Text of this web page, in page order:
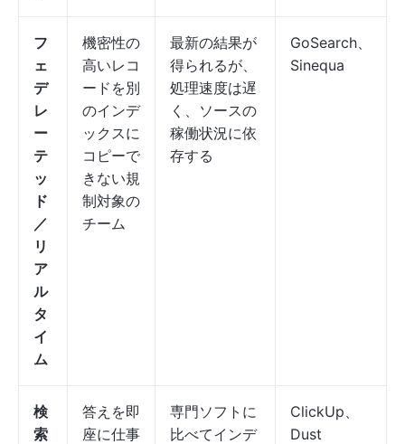
フ
ェ
デ
レ
ー
テ
ッ
ド
／
リ
ア
ル
タ
イ
ム
機密性の
高いレコ
ードを別
のインデ
ックスに
コピーで
きない規
制対象の
チーム
最新の結果が
得られるが、
処理速度は遅
く、ソースの
稼働状況に依
存する
GoSearch、
Sinequa
検
索
答えを即
座に仕事
専門ソフトに
比べてインデ
ClickUp、
Dust